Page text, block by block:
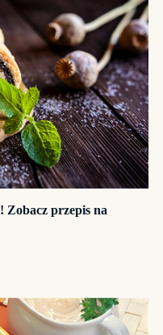
Zobacz przepis na